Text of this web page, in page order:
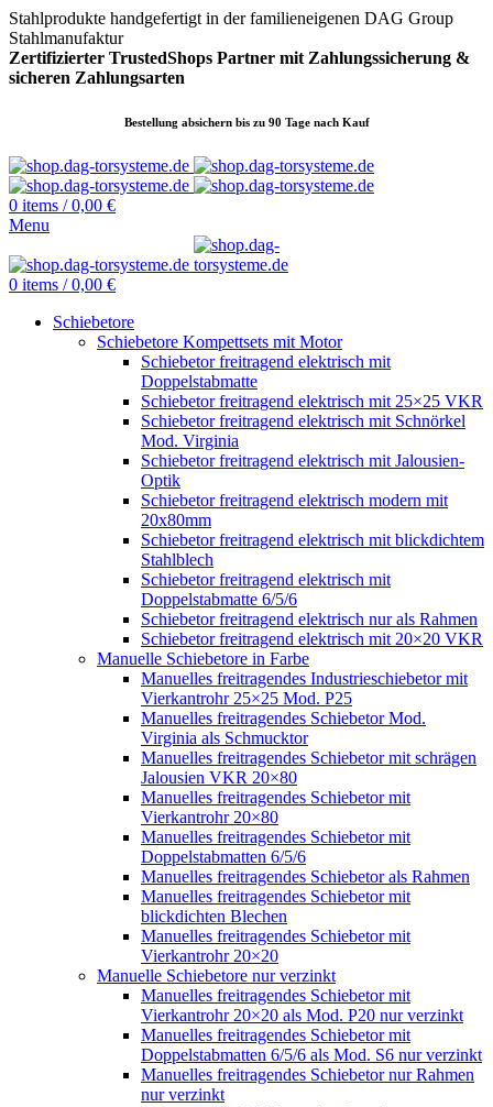
Stahlprodukte handgefertigt in der familieneigenen DAG Group
Stahlmanufaktur
Zertifizierter TrustedShops Partner mit Zahlungssicherung &
sicheren Zahlungsarten
Bestellung absichern bis zu 90 Tage nach Kauf
0 items / 0,00 €
Menu
0 items / 0,00 €
Schiebetore
Schiebetore Kompettsets mit Motor
Schiebetor freitragend elektrisch mit
Doppelstabmatte
Schiebetor freitragend elektrisch mit 25×25 VKR
Schiebetor freitragend elektrisch mit Schnörkel
Mod. Virginia
Schiebetor freitragend elektrisch mit Jalousien-
Optik
Schiebetor freitragend elektrisch modern mit
20x80mm
Schiebetor freitragend elektrisch mit blickdichtem
Stahlblech
Schiebetor freitragend elektrisch mit
Doppelstabmatte 6/5/6
Schiebetor freitragend elektrisch nur als Rahmen
Schiebetor freitragend elektrisch mit 20×20 VKR
Manuelle Schiebetore in Farbe
Manuelles freitragendes Industrieschiebetor mit
Vierkantrohr 25×25 Mod. P25
Manuelles freitragendes Schiebetor Mod.
Virginia als Schmucktor
Manuelles freitragendes Schiebetor mit schrägen
Jalousien VKR 20×80
Manuelles freitragendes Schiebetor mit
Vierkantrohr 20×80
Manuelles freitragendes Schiebetor mit
Doppelstabmatten 6/5/6
Manuelles freitragendes Schiebetor als Rahmen
Manuelles freitragendes Schiebetor mit
blickdichten Blechen
Manuelles freitragendes Schiebetor mit
Vierkantrohr 20×20
Manuelle Schiebetore nur verzinkt
Manuelles freitragendes Schiebetor mit
Vierkantrohr 20×20 als Mod. P20 nur verzinkt
Manuelles freitragendes Schiebetor mit
Doppelstabmatten 6/5/6 als Mod. S6 nur verzinkt
Manuelles freitragendes Schiebetor nur Rahmen
nur verzinkt